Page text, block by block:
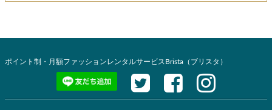
ポイント制・月額ファッションレンタルサービスBrista（ブリスタ）